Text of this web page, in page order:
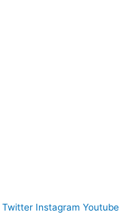
Twitter Instagram Youtube